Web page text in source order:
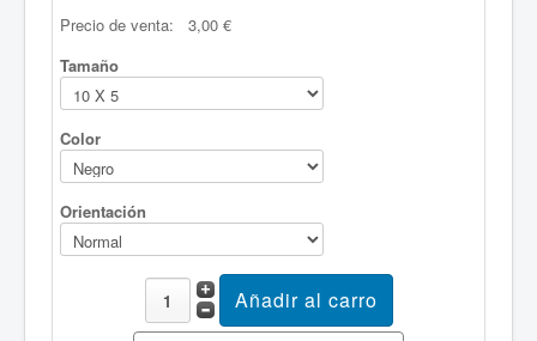
Precio de venta:
3,00 €
Tamaño
Color
Orientación